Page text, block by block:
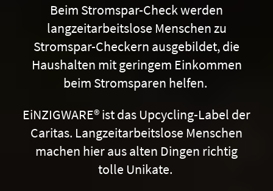
Beim Stromspar-Check werden
langzeitarbeitslose Menschen zu
Stromspar-Checkern ausgebildet, die
Haushalten mit geringem Einkommen
beim Stromsparen helfen.
EiNZIGWARE® ist das Upcycling-Label der
Caritas. Langzeitarbeitslose Menschen
machen hier aus alten Dingen richtig
tolle Unikate.